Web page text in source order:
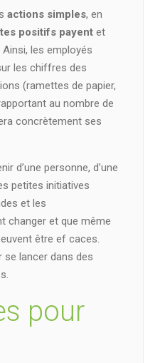
actions simples, en
positifs payent et
les employés
les chiffres des
(ramettes de papier,
au nombre de
concrètement ses
d’une personne, d’une
petites initiatives
et les
changer et que même
être ef caces.
se lancer dans des
pour